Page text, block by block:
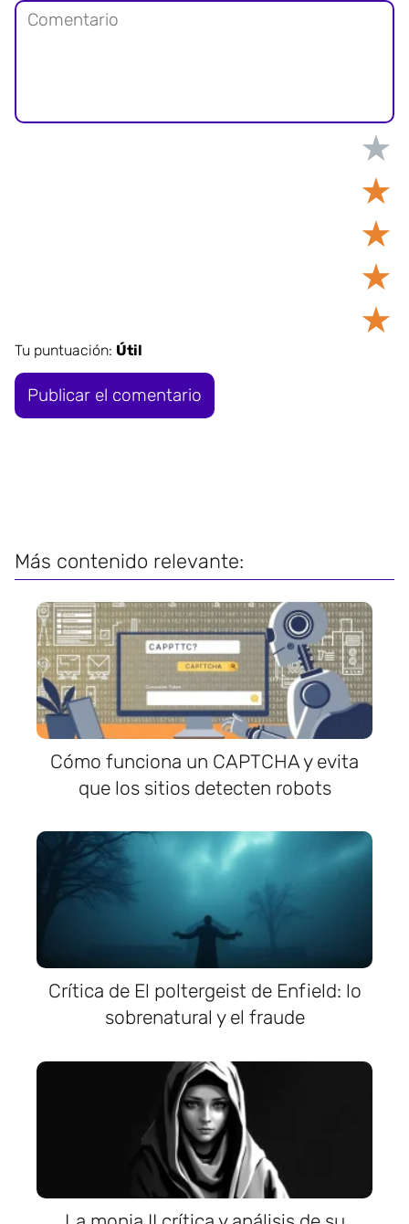
★
★
★
★
★
Tu puntuación: Útil
Más contenido relevante:
Cómo funciona un CAPTCHA y evita
que los sitios detecten robots
Crítica de El poltergeist de Enfield: lo
sobrenatural y el fraude